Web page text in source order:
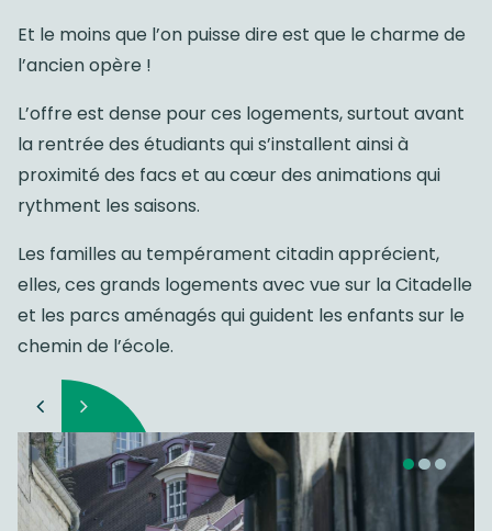
Et le moins que l’on puisse dire est que le charme de
l’ancien opère !
L’offre est dense pour ces logements, surtout avant
la rentrée des étudiants qui s’installent ainsi à
proximité des facs et au cœur des animations qui
rythment les saisons.
Les familles au tempérament citadin apprécient,
elles, ces grands logements avec vue sur la Citadelle
et les parcs aménagés qui guident les enfants sur le
chemin de l’école.